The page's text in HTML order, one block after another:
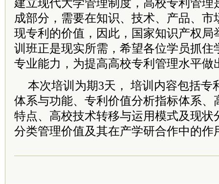
建立现代大学管理制度，高校专利管理
成部分，需要在知识、技术、产品、市
现专利的价值，因此，国家知识产权局
训班正是现实所需，希望各位学员抓住
专业能力，为提高高校专利管理水平做
本次培训为期3天， 培训内容包括专
体系与功能、专利价值分析指标体系、
特点、高校技术转移与运用模式及现状
分类管理价值及其在产学研合作中的作